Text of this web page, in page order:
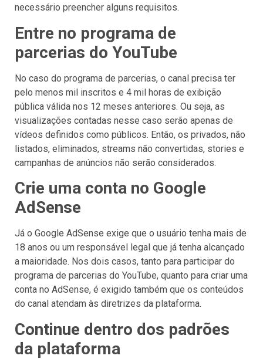
necessário preencher alguns requisitos.
Entre no programa de
parcerias do YouTube
No caso do programa de parcerias, o canal precisa ter
pelo menos mil inscritos e 4 mil horas de exibição
pública válida nos 12 meses anteriores. Ou seja, as
visualizações contadas nesse caso serão apenas de
vídeos definidos como públicos. Então, os privados, não
listados, eliminados, streams não convertidas, stories e
campanhas de anúncios não serão considerados.
Crie uma conta no Google
AdSense
Já o Google AdSense exige que o usuário tenha mais de
18 anos ou um responsável legal que já tenha alcançado
a maioridade. Nos dois casos, tanto para participar do
programa de parcerias do YouTube, quanto para criar uma
conta no AdSense, é exigido também que os conteúdos
do canal atendam às diretrizes da plataforma.
Continue dentro dos padrões
da plataforma